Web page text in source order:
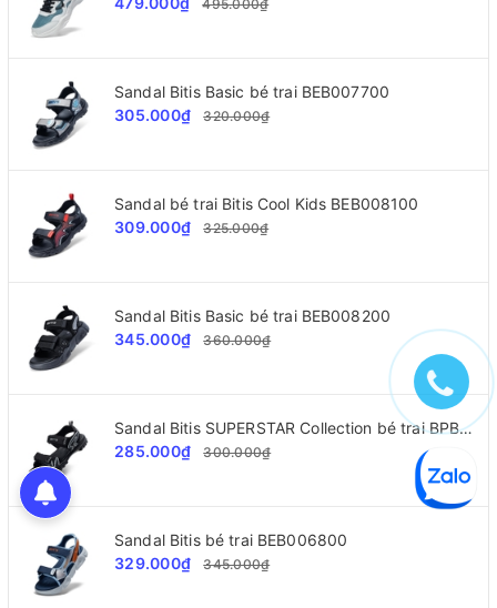
495.000₫
Sandal Bitis Basic bé trai BEB007700
305.000₫
320.000₫
Sandal bé trai Bitis Cool Kids BEB008100
309.000₫
325.000₫
Sandal Bitis Basic bé trai BEB008200
345.000₫
360.000₫
Sandal Bitis SUPERSTAR Collection bé trai BPB002300
285.000₫
300.000₫
Sandal Bitis bé trai BEB006800
329.000₫
345.000₫